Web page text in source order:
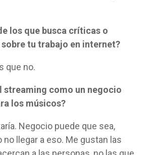
los que busca críticas o
tu trabajo en internet?
que no.
streaming como un negocio
los músicos?
Negocio puede que sea,
no llegar a eso. Me gustan las